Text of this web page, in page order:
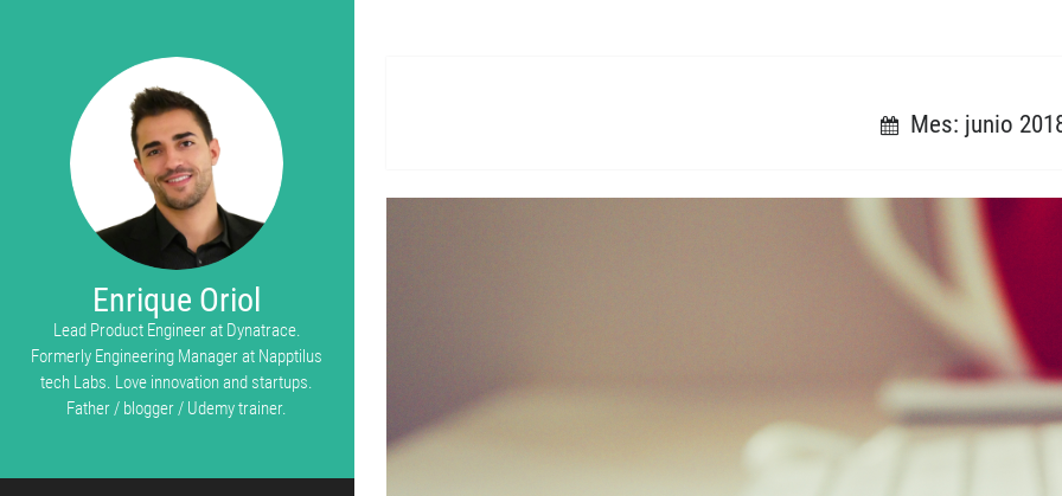
Enrique Oriol
Lead Product Engineer at Dynatrace.
Formerly Engineering Manager at Napptilus
tech Labs. Love innovation and startups.
Father / blogger / Udemy trainer.
Mes: junio